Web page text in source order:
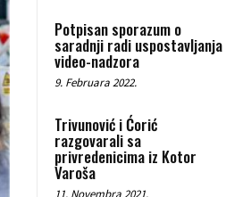
Potpisan sporazum o
saradnji radi uspostavljanja
video-nadzora
9. Februara 2022.
Trivunović i Ćorić
razgovarali sa
privredenicima iz Kotor
Varoša
11. Novembra 2021.